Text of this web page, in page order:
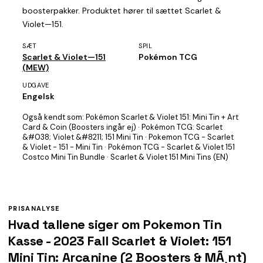
boosterpakker. Produktet hører til sættet Scarlet &
Violet—151.
SÆT
Scarlet & Violet—151
(MEW)
SPIL
Pokémon TCG
UDGAVE
Engelsk
Også kendt som: Pokémon Scarlet & Violet 151: Mini Tin + Art
Card & Coin (Boosters ingår ej) · Pokémon TCG: Scarlet
&#038; Violet &#8211; 151 Mini Tin · Pokemon TCG - Scarlet
& Violet - 151 - Mini Tin · Pokémon TCG - Scarlet & Violet 151
Costco Mini Tin Bundle · Scarlet & Violet 151 Mini Tins (EN)
PRISANALYSE
Hvad tallene siger om Pokemon Tin
Kasse - 2023 Fall Scarlet & Violet: 151
Mini Tin: Arcanine (2 Boosters & MÃ¸nt)